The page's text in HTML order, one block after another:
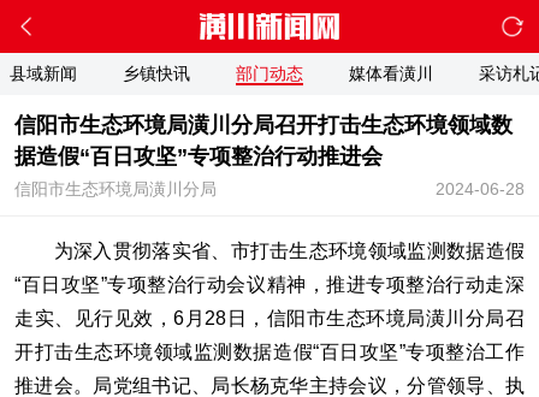
县域新闻 乡镇快讯 部门动态 媒体看潢川 采访札
信阳市生态环境局潢川分局召开打击生态环境领域数
据造假“百日攻坚”专项整治行动推进会
2024-06-28
信阳市生态环境局潢川分局
为深入贯彻落实省、市打击生态环境领域监测数据造假
“百日攻坚”专项整治行动会议精神，推进专项整治行动走深
走实、见行见效，6月28日，信阳市生态环境局潢川分局召
开打击生态环境领域监测数据造假“百日攻坚”专项整治工作
推进会。局党组书记、局长杨克华主持会议，分管领导、执